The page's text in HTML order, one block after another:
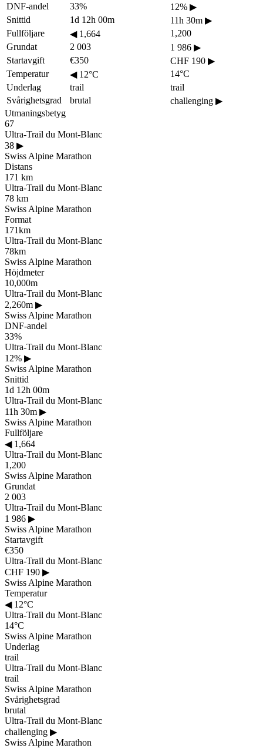
DNF-andel
33% 12% ▶
Snittid
1d 12h 00m 11h 30m ▶
Fullföljare
◀1,664
1,200
Grundat
2 003 1 986 ▶
Startavgift
€350 CHF 190 ▶
Temperatur
◀12°C
14°C
Underlag
trail
trail
Svårighetsgrad
brutal challenging ▶
Utmaningsbetyg
67
Ultra-Trail du Mont-Blanc
38 ▶
Swiss Alpine Marathon
Distans
171 km
Ultra-Trail du Mont-Blanc
78 km
Swiss Alpine Marathon
Format
171km
Ultra-Trail du Mont-Blanc
78km
Swiss Alpine Marathon
Höjdmeter
10,000m
Ultra-Trail du Mont-Blanc
2,260m ▶
Swiss Alpine Marathon
DNF-andel
33%
Ultra-Trail du Mont-Blanc
12% ▶
Swiss Alpine Marathon
Snittid
1d 12h 00m
Ultra-Trail du Mont-Blanc
11h 30m ▶
Swiss Alpine Marathon
Fullföljare
◀1,664
Ultra-Trail du Mont-Blanc
1,200
Swiss Alpine Marathon
Grundat
2 003
Ultra-Trail du Mont-Blanc
1 986 ▶
Swiss Alpine Marathon
Startavgift
€350
Ultra-Trail du Mont-Blanc
CHF 190 ▶
Swiss Alpine Marathon
Temperatur
◀12°C
Ultra-Trail du Mont-Blanc
14°C
Swiss Alpine Marathon
Underlag
trail
Ultra-Trail du Mont-Blanc
trail
Swiss Alpine Marathon
Svårighetsgrad
brutal
Ultra-Trail du Mont-Blanc
challenging ▶
Swiss Alpine Marathon